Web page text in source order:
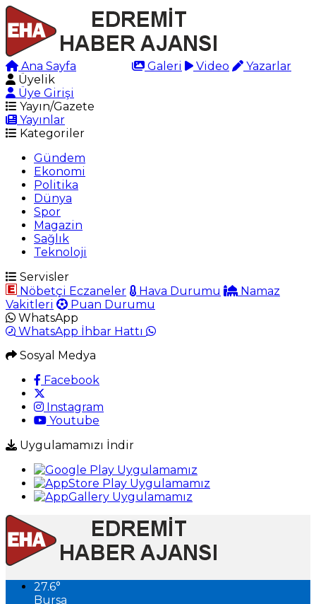
Ana Sayfa Galeri Video
Yazarlar
Üyelik
Üye Girişi
Yayın/Gazete
Yayınlar
Kategoriler
Gündem
Ekonomi
Politika
Dünya
Spor
Magazin
Sağlık
Teknoloji
Servisler
Nöbetçi Eczaneler
Hava Durumu
Namaz
Vakitleri
Puan Durumu
WhatsApp
WhatsApp İhbar Hattı
Sosyal Medya
Facebook
Instagram
Youtube
Uygulamamızı İndir
27.6°
Bursa